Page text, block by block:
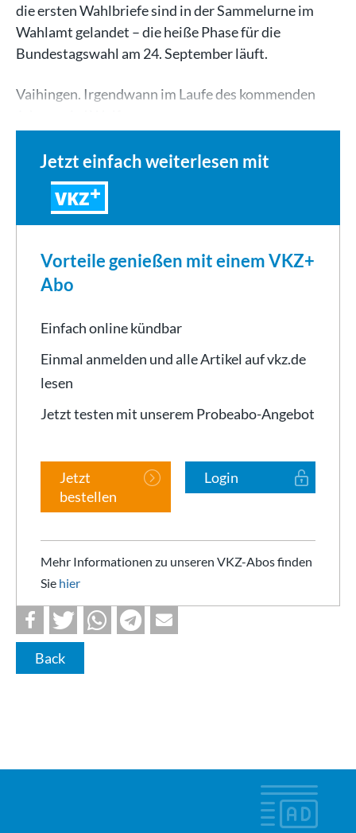
die ersten Wahlbriefe sind in der Sammelurne im
Wahlamt gelandet – die heiße Phase für die
Bundestagswahl am 24. September läuft.
Vaihingen. Irgendwann im Laufe des kommenden
Jetzt einfach weiterlesen mit
VKZ
Vorteile genießen mit einem VKZ+
Abo
Einfach online kündbar
Einmal anmelden und alle Artikel auf vkz.de
lesen
Jetzt testen mit unserem Probeabo-Angebot
Jetzt
bestellen
Login
Mehr Informationen zu unseren VKZ-Abos finden
Sie hier
Back